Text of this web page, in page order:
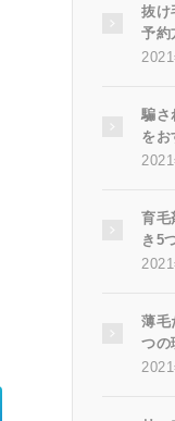
抜け
予約
騙さ
をお
育毛
き5
薄毛
つの